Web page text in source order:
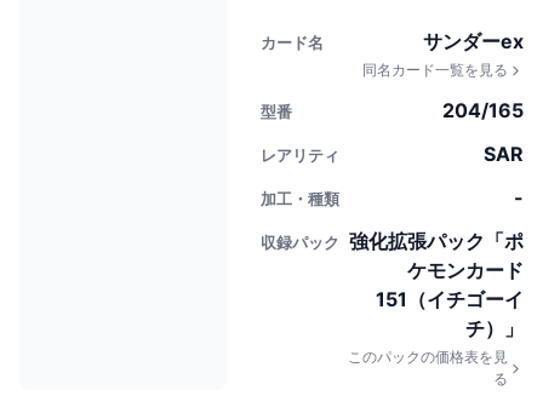
カード名 サンダーex
同名カード一覧を見る
型番 204/165
レアリティ SAR
加工・種類 -
収録パック
強化拡張パック「ポ
ケモンカード
151（イチゴーイ
チ）」
このパックの価格表を見
る